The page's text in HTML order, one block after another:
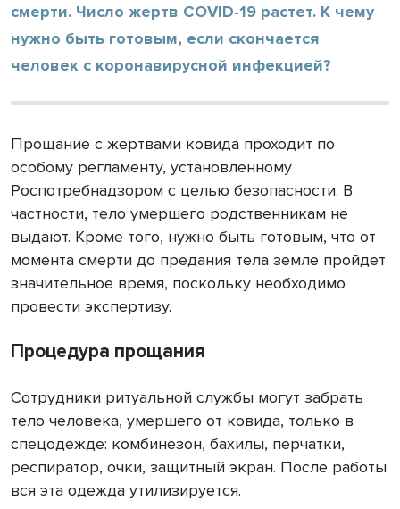
смерти. Число жертв COVID-19 растет. К чему
нужно быть готовым, если скончается
человек с коронавирусной инфекцией?
Прощание с жертвами ковида проходит по
особому регламенту, установленному
Роспотребнадзором с целью безопасности. В
частности, тело умершего родственникам не
выдают. Кроме того, нужно быть готовым, что от
момента смерти до предания тела земле пройдет
значительное время, поскольку необходимо
провести экспертизу.
Процедура прощания
Сотрудники ритуальной службы могут забрать
тело человека, умершего от ковида, только в
спецодежде: комбинезон, бахилы, перчатки,
респиратор, очки, защитный экран. После работы
вся эта одежда утилизируется.